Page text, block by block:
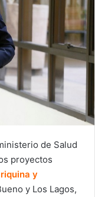
de Salud
proyectos
y
y Los Lagos,